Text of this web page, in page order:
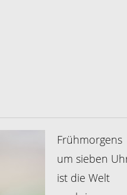
Frühmorgens
um sieben
ist die Welt